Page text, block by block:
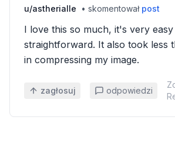
u/astherialle • skomentował post
I love this so much, it's very
straightforward. It also took less
in compressing my image.
zagłosuj odpowiedzi